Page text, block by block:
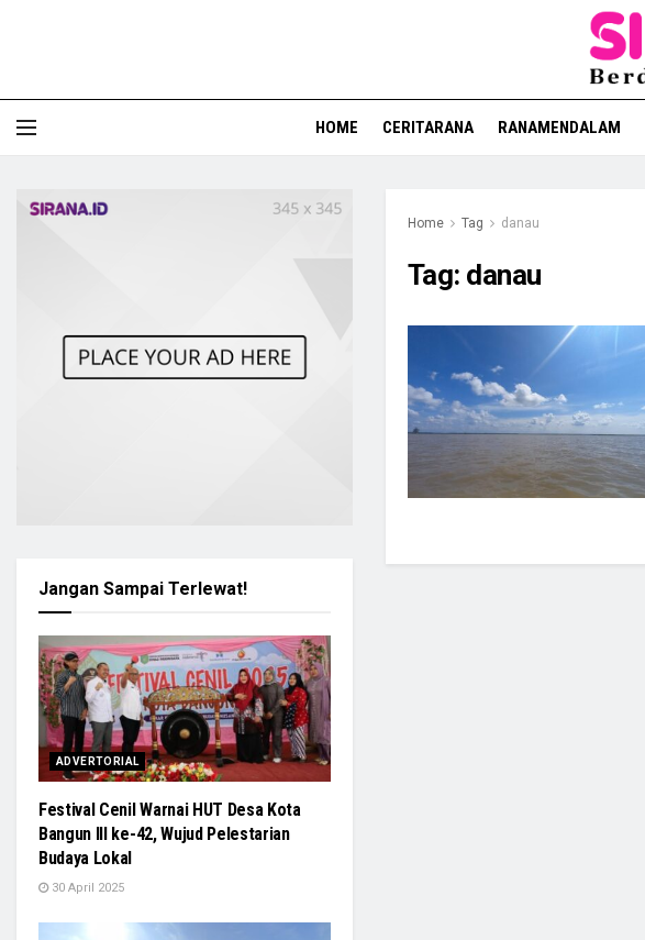
HOME CERITARANA RANAMENDALAM
Home Tag danau
Tag: danau
Jangan Sampai Terlewat!
ADVERTORIAL
Festival Cenil Warnai HUT Desa Kota
Bangun III ke-42, Wujud Pelestarian
Budaya Lokal
30 April 2025